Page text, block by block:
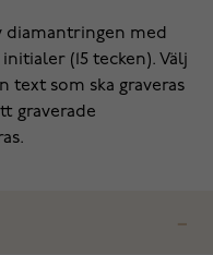
diamantringen med
(15 tecken). Välj
text som ska graveras
graverade